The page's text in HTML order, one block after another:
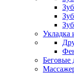
Укладка
Беговые